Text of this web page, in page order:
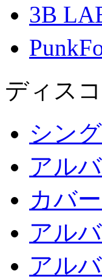
3B
ディス
シン
アル
カバ
アル
アル